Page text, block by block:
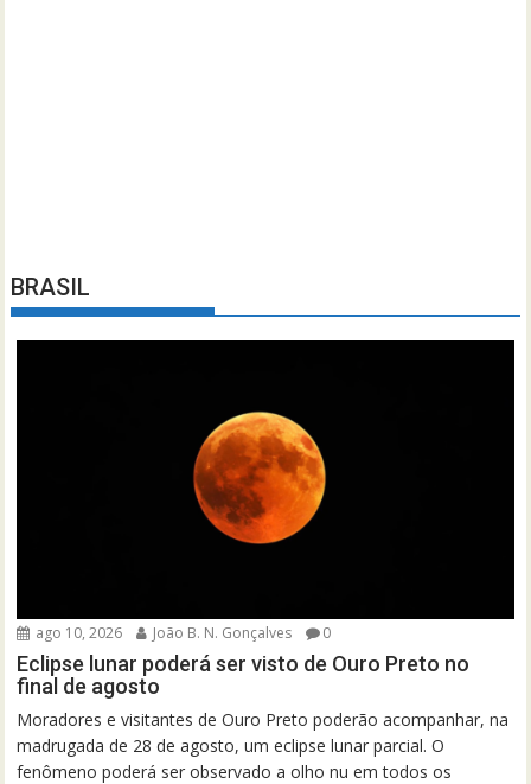
BRASIL
ago 10, 2026 João B. N. Gonçalves 0
Eclipse lunar poderá ser visto de Ouro Preto no
final de agosto
Moradores e visitantes de Ouro Preto poderão acompanhar, na
madrugada de 28 de agosto, um eclipse lunar parcial. O
fenômeno poderá ser observado a olho nu em todos os